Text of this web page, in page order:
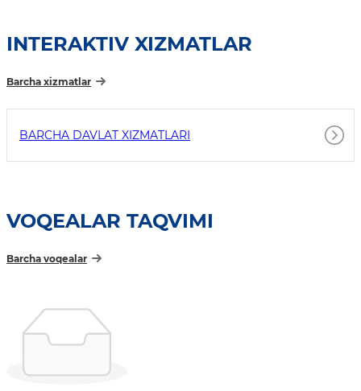
INTERAKTIV XIZMATLAR
Barcha xizmatlar
BARCHA DAVLAT XIZMATLARI
VOQEALAR TAQVIMI
Barcha voqealar